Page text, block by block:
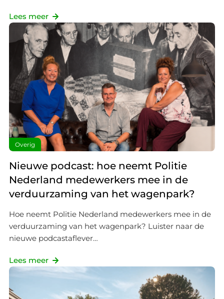
Lees meer
Overig
Nieuwe podcast: hoe neemt Politie
Nederland medewerkers mee in de
verduurzaming van het wagenpark?
Hoe neemt Politie Nederland medewerkers mee in de
verduurzaming van het wagenpark? Luister naar de
nieuwe podcastaflever…
Lees meer